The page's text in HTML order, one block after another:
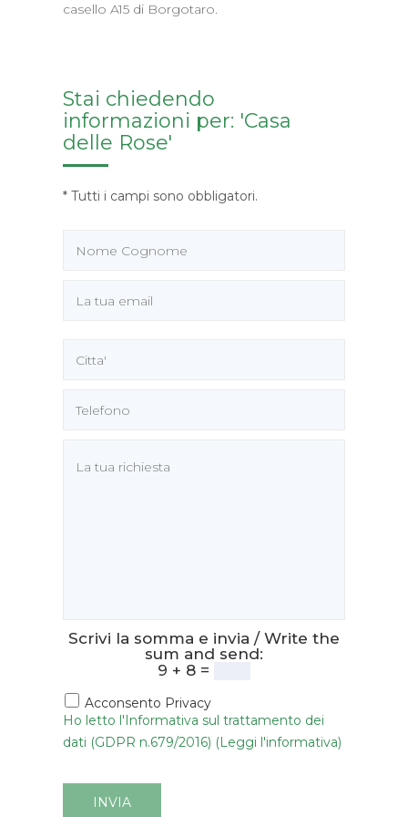
casello A15 di Borgotaro.
Stai chiedendo
informazioni per: 'Casa
delle Rose'
* Tutti i campi sono obbligatori.
Scrivi la somma e invia / Write the
sum and send:
9 + 8 =
Acconsento Privacy
Ho letto l'Informativa sul trattamento dei
dati (GDPR n.679/2016) (Leggi l'informativa)
INVIA